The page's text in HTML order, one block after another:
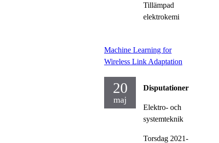
Tillämpad
elektrokemi
Machine Learning for
Wireless Link Adaptation
20
maj
Disputationer
Elektro- och
systemteknik
Torsdag 2021-